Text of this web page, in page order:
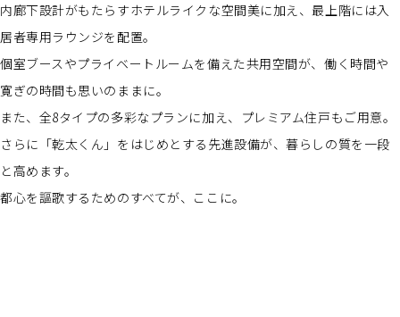
内廊下設計がもたらすホテルライクな空間美に加え、最上階には入
居者専用ラウンジを配置。
個室ブースやプライベートルームを備えた共用空間が、働く時間や
寛ぎの時間も思いのままに。
また、全8タイプの多彩なプランに加え、プレミアム住戸もご用意。
さらに「乾太くん」をはじめとする先進設備が、暮らしの質を一段
と高めます。
都心を謳歌するためのすべてが、ここに。